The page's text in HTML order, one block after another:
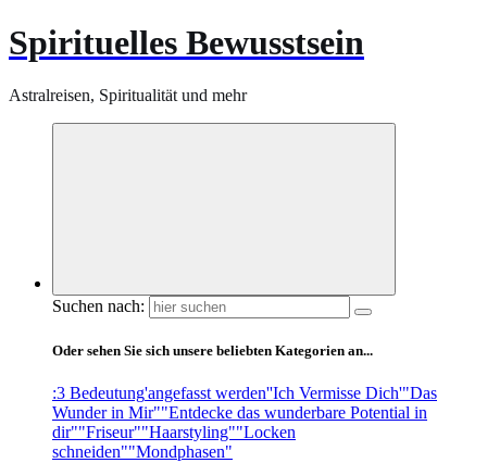
Spirituelles Bewusstsein
Astralreisen, Spiritualität und mehr
Suchen nach:
Oder sehen Sie sich unsere beliebten Kategorien an...
:3 Bedeutung'angefasst werden''Ich Vermisse Dich'"Das
Wunder in Mir""Entdecke das wunderbare Potential in
dir""Friseur""Haarstyling""Locken
schneiden""Mondphasen"